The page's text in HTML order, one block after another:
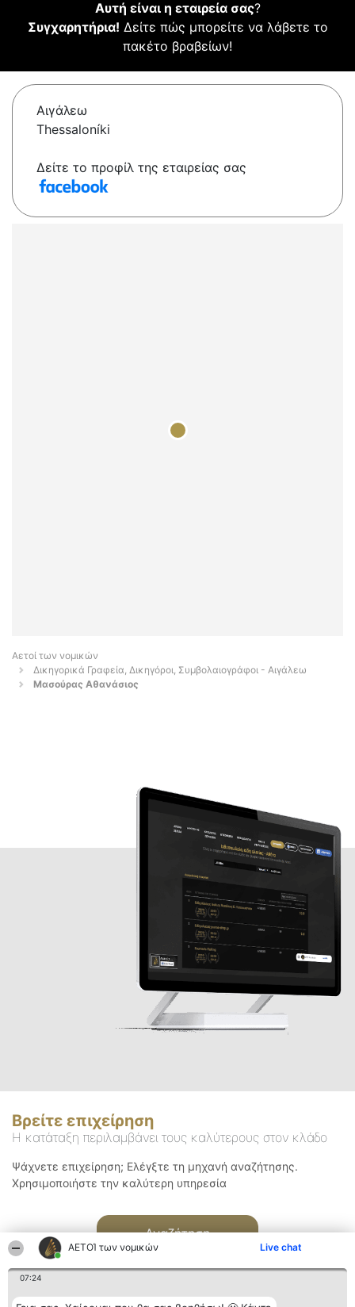
ΑΕΤΟΊ των νομικών Live chat
07:24
Αυτή είναι η εταιρεία σας?
Συγχαρητήρια! Δείτε πώς μπορείτε να λάβετε το
πακέτο βραβείων!
Αιγάλεω
Thessaloníki
Δείτε το προφίλ της εταιρείας σας
Αετοί των νομικών
Δικηγορικά Γραφεία, Δικηγόροι, Συμβολαιογράφοι - Αιγάλεω
Μασούρας Αθανάσιος
Βρείτε επιχείρηση
Η κατάταξη περιλαμβάνει τους καλύτερους στον κλάδο
Ψάχνετε επιχείρηση; Ελέγξτε τη μηχανή αναζήτησης.
Χρησιμοποιήστε την καλύτερη υπηρεσία
Αναζήτηση